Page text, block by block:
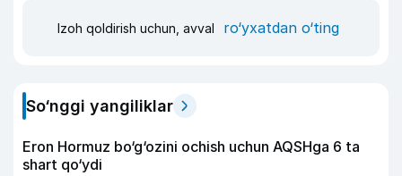
Izoh qoldirish uchun, avval ro‘yxatdan o‘ting
So‘nggi yangiliklar
Eron Hormuz bo‘g‘ozini ochish uchun AQSHga 6 ta
shart qo‘ydi